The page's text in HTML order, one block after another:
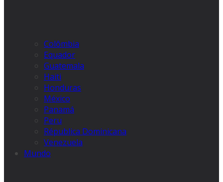
Colômbia
Equador
Guatemala
Haiti
Honduras
México
Panamá
Peru
Républica Dominicana
Venezuela
Mundo